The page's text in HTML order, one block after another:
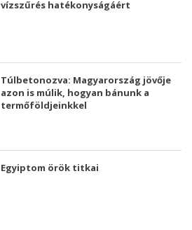
vízszűrés hatékonyságáért
Túlbetonozva: Magyarország jövője
azon is múlik, hogyan bánunk a
termőföldjeinkkel
Egyiptom örök titkai